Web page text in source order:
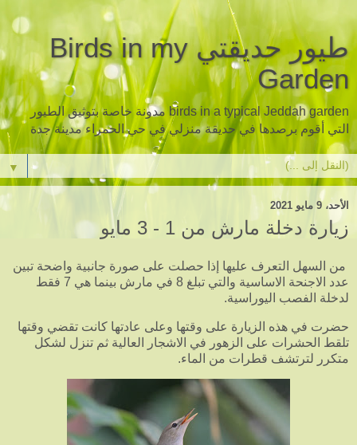
طيور حديقتي Birds in my
Garden
birds in a typical Jeddah garden مدونة خاصة بتوثيق الطيور
التي أقوم برصدها في حديقة منزلي في حي الحمراء مدينة جدة
▼
الأحد، 9 مايو 2021
زيارة دخلة مارش من 1 - 3 مايو
من السهل التعرف عليها إذا حصلت على صورة جانبية واضحة تبين
عدد الاجنحة الاساسية والتي تبلغ 8 في مارش بينما هي 7 فقط
لدخلة الفصب اليوراسية.
حضرت في هذه الزيارة على وقتها وعلى عادتها كانت تقضي وقتها
تلقط الحشرات على الزهور في الاشجار العالية ثم تنزل لشكل
متكرر لترتشف قطرات من الماء.